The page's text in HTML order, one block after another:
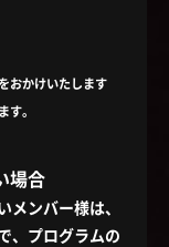
おかけいたします
。
場合
ンバー様は、
、プログラムの